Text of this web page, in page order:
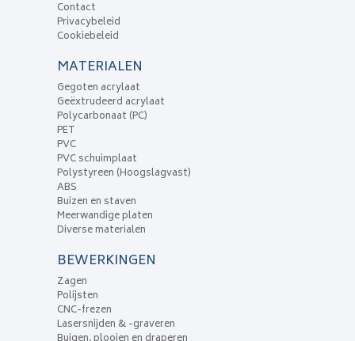
Contact
Privacybeleid
Cookiebeleid
MATERIALEN
Gegoten acrylaat
Geëxtrudeerd acrylaat
Polycarbonaat (PC)
PET
PVC
PVC schuimplaat
Polystyreen (Hoogslagvast)
ABS
Buizen en staven
Meerwandige platen
Diverse materialen
BEWERKINGEN
Zagen
Polijsten
CNC-frezen
Lasersnijden & -graveren